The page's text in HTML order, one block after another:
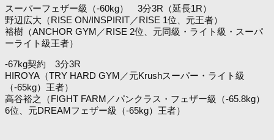
スーパーフェザー級（-60kg） 3分3R（延長1R）
野辺広大（RISE ON/INSPIRIT／RISE 1位、元王者）
裕樹（ANCHOR GYM／RISE 2位、元同級・ライト級・スーパ
ーライト級王者）
-67kg契約 3分3R
HIROYA（TRY HARD GYM／元Krushスーパー・ライト級
（-65kg）王者）
高谷裕之（FIGHT FARM／パンクラス・フェザー級（-65.8kg）
6位、元DREAMフェザー級（-65kg）王者）